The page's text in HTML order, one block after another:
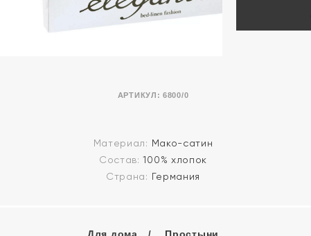
АРТИКУЛ:6800/0
Материал: Мако-сатин
Состав:100% хлопок
Страна: Германия